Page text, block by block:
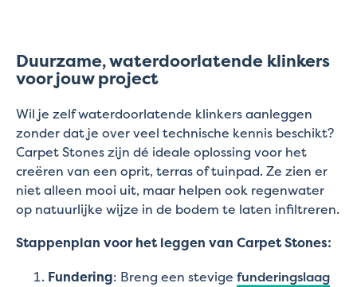
Duurzame, waterdoorlatende klinkers
voor jouw project
Wil je zelf waterdoorlatende klinkers aanleggen
zonder dat je over veel technische kennis beschikt?
Carpet Stones zijn dé ideale oplossing voor het
creëren van een oprit, terras of tuinpad. Ze zien er
niet alleen mooi uit, maar helpen ook regenwater
op natuurlijke wijze in de bodem te laten infiltreren.
Stappenplan voor het leggen van Carpet Stones:
Fundering: Breng een stevige funderingslaag